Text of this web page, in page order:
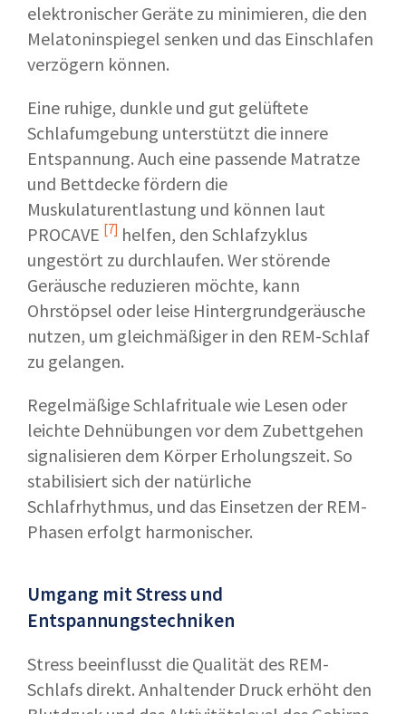
elektronischer Geräte zu minimieren, die den
Melatoninspiegel senken und das Einschlafen
verzögern können.
Eine ruhige, dunkle und gut gelüftete
Schlafumgebung unterstützt die innere
Entspannung. Auch eine passende Matratze
und Bettdecke fördern die
Muskulaturentlastung und können laut
PROCAVE [7] helfen, den Schlafzyklus
ungestört zu durchlaufen. Wer störende
Geräusche reduzieren möchte, kann
Ohrstöpsel oder leise Hintergrundgeräusche
nutzen, um gleichmäßiger in den REM-Schlaf
zu gelangen.
Regelmäßige Schlafrituale wie Lesen oder
leichte Dehnübungen vor dem Zubettgehen
signalisieren dem Körper Erholungszeit. So
stabilisiert sich der natürliche
Schlafrhythmus, und das Einsetzen der REM-
Phasen erfolgt harmonischer.
Umgang mit Stress und
Entspannungstechniken
Stress beeinflusst die Qualität des REM-
Schlafs direkt. Anhaltender Druck erhöht den